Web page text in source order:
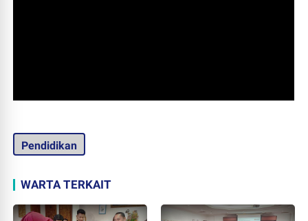
Pendidikan
WARTA TERKAIT